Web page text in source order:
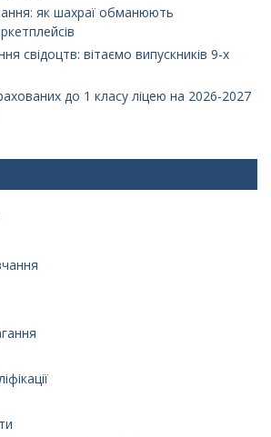
як шахраї обманюють
свідоцтв: вітаємо випускників 9-х
до 1 класу ліцею на 2026-2027